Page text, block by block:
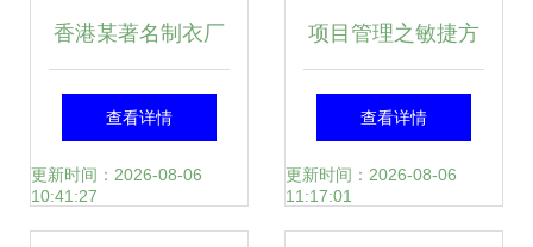
香港某著名制衣厂
智能一卡通管理系
统案例
查看详情
更新时间：2026-08-06
10:41:27
项目管理之敏捷方
式 我们如何提升数
据处理服务效率
查看详情
更新时间：2026-08-06
11:17:01